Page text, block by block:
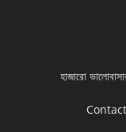
হাজারো